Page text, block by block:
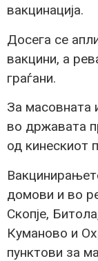
вакцинација.
Досега се
вакцини, а
граѓани.
За масовната
во државата
од кинескиот
домови и во
Скопје,
Куманово и
пунктови за